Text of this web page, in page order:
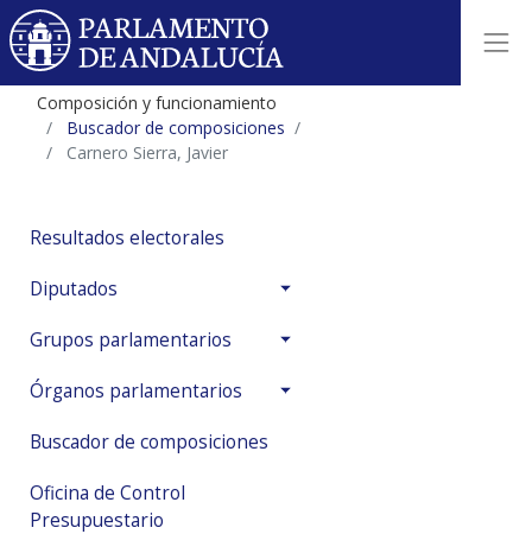
Composición y funcionamiento
Buscador de composiciones
Carnero Sierra, Javier
Resultados electorales
Diputados
Grupos parlamentarios
Órganos parlamentarios
Buscador de composiciones
Oficina de Control
Presupuestario